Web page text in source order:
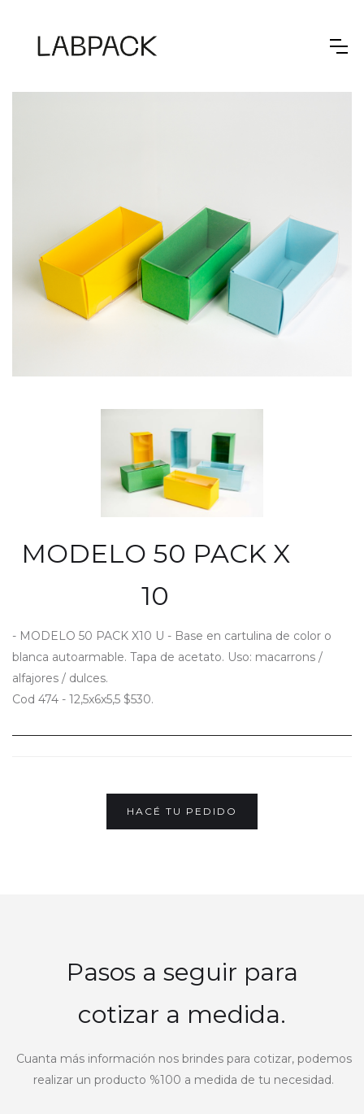
MODELO 50 PACK X
10
- MODELO 50 PACK X10 U - Base en cartulina de color o
blanca autoarmable. Tapa de acetato. Uso: macarrons /
alfajores / dulces.
Cod 474 - 12,5x6x5,5 $530.
HACÉ TU PEDIDO
Pasos a seguir para
cotizar a medida.
Cuanta más información nos brindes para cotizar, podemos
realizar un producto %100 a medida de tu necesidad.